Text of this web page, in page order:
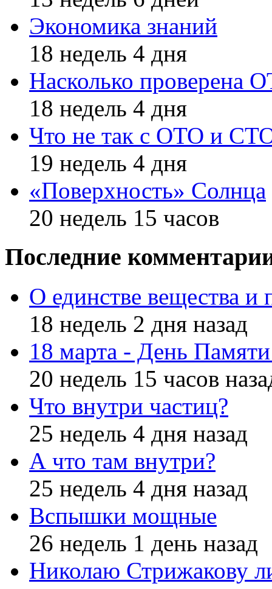
Экономика знаний
18 недель 4 дня
Насколько проверена
18 недель 4 дня
Что не так с ОТО и
19 недель 4 дня
«Поверхность» Солнца
20 недель 15 часов
Последние
О единстве вещества и
18 недель 2 дня назад
18 марта - День
20 недель 15 часов
Что внутри частиц?
25 недель 4 дня назад
А что там внутри?
25 недель 4 дня назад
Вспышки мощные
26 недель 1 день назад
Николаю Стрижакову